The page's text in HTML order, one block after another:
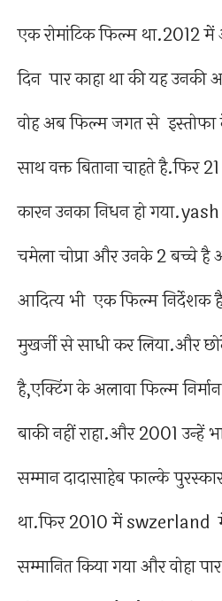
एक रोमांटिक फिल्म था.2012
दिन पार काहा था की यह
वोह अब फिल्म जगत से
साथ वक्त बिताना चाहते है.फिर
कारन उनका निधन हो
चमेला चोप्रा और उनके 2 बच्चे
आदित्य भी एक फिल्म निर्देशक
मुखर्जी से साधी कर लिया.और
है,एक्टिंग के अलावा फिल्म
बाकी नहीं राहा.और 2001 उन्हें
सम्मान दादासाहेब फाल्के
था.फिर 2010 में swzerland
सम्मानित किया गया और वोहा